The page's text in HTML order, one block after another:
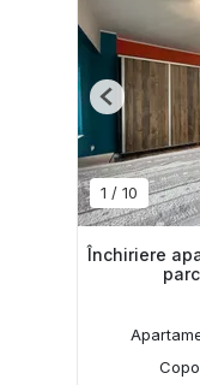
1 / 10
Previous
Închiriere